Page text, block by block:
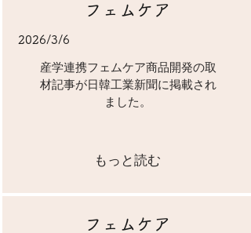
フェムケア
2026/3/6
​産学連携フェムケア商品開発の取
材記事が日韓工業新聞に掲載され
ました。
もっと読む
フェムケア